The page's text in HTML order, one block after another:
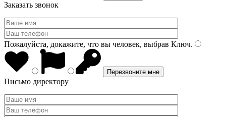
Заказать звонок
Пожалуйста, докажите, что вы человек, выбрав Ключ.
Письмо директору